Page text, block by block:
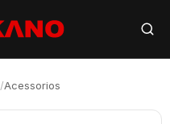
/Acessorios